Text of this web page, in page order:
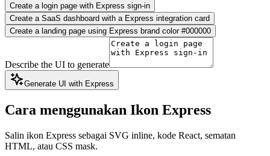
Create a login page with Express sign-in
Create a SaaS dashboard with a Express integration card
Create a landing page using Express brand color #000000
Describe the UI to generate
Generate UI with Express
Cara menggunakan Ikon Express
Salin ikon Express sebagai SVG inline, kode React, sematan
HTML, atau CSS mask.